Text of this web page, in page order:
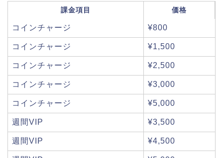
課金項目 価格
コインチャージ ¥800
コインチャージ ¥1,500
コインチャージ ¥2,500
コインチャージ ¥3,000
コインチャージ ¥5,000
週間VIP ¥3,500
週間VIP ¥4,500